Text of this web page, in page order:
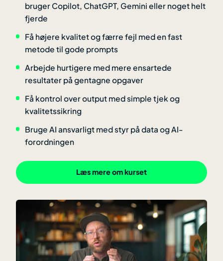
bruger Copilot, ChatGPT, Gemini eller noget helt
fjerde
Få højere kvalitet og færre fejl med en fast
metode til gode prompts
Arbejde hurtigere med mere ensartede
resultater på gentagne opgaver
Få kontrol over output med simple tjek og
kvalitetssikring
Bruge AI ansvarligt med styr på data og AI-
forordningen
Læs mere om kurset